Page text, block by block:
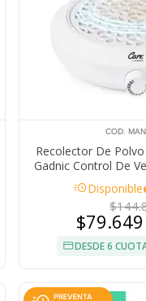
COD.
Recolector De
Gadnic Control De
Filtro
acuteDisponible
$79.649
DESDE 6